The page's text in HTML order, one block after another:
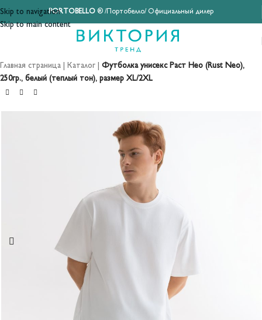
Skip to navigation
Skip to main content
PORTOBELLO® /Портобелло/ Официальный дилер
Главная страница Каталог
Футболка унисекс Раст Нео (Rust Neo),
250гр., белый (теплый тон), размер XL/2XL